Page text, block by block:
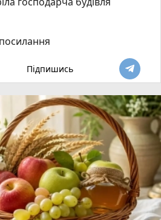
Підпишись